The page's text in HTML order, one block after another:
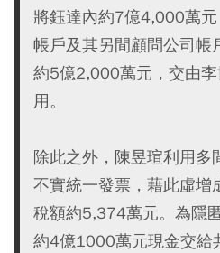
將鈺達內約7億4,000萬
帳戶及其另間顧問公司帳
約5億2,000萬元，交由
用。
除此之外，陳昱瑄利用多
不實統一發票，藉此虛增
稅額約5,374萬元。為隱
約4億1000萬元現金交給